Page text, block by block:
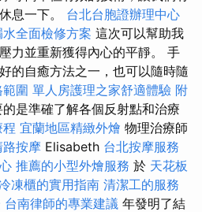
息一下。 台北台胞證辦理中心
水全面檢修方案 這次可以幫助我
力並重新獲得內心的平靜。 手
的自癒方法之一，也可以隨時隨
圍 單人房護理之家舒適體驗 附
是準確了解各個反射點和治療
宜蘭地區精緻外燴 物理治療師
路按摩 Elisabeth 台北按摩服務
推薦的小型外燴服務 於 天花板
凍櫃的實用指南 清潔工的服務
台南律師的專業建議 年發明了結